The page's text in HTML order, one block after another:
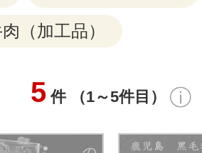
（加工品）
5 件 （1～5件目）